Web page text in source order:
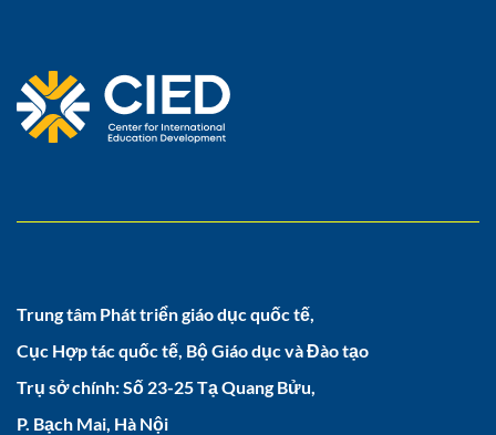
Trung tâm Phát triển giáo dục quốc tế,
Cục Hợp tác quốc tế, Bộ Giáo dục và Đào tạo
Trụ sở chính: Số 23-25 Tạ Quang Bửu,
P. Bạch Mai, Hà Nội